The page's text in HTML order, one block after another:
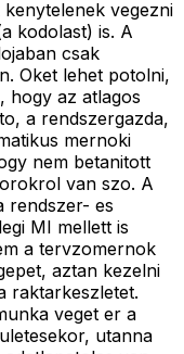
vegezni
kodolast) is. A
csak
Oket lehet potolni,
hogy az atlagos
a rendszergazda,
mernoki
nem betanitott
van szo. A
rendszer- es
MI mellett is
a tervzomernok
aztan kezelni
raktarkeszletet.
veget er a
utanna